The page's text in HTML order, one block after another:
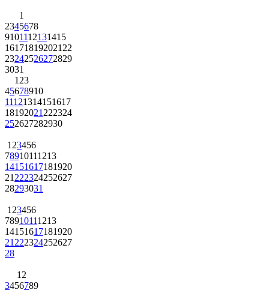
1
2345678
9101112131415
161718192021 22
23242526272829
3031
1 23
45678910
11121314151617
18192021 222324
252627282930
1 23456
78910111213
14151617181920
21 222324252627
28293031
1 23456
78910111213
14151617181920
21 222324252627
28
1 2
3456789